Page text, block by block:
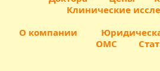
Клинические
О компании
ОМС